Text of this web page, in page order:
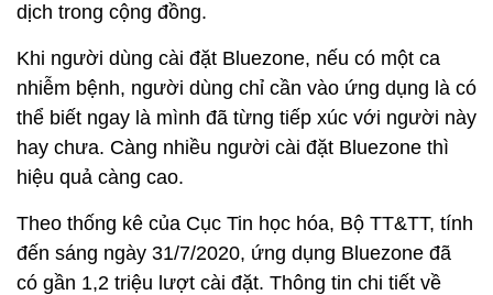
dịch trong cộng đồng.
Khi người dùng cài đặt Bluezone, nếu có một ca
nhiễm bệnh, người dùng chỉ cần vào ứng dụng là có
thể biết ngay là mình đã từng tiếp xúc với người này
hay chưa. Càng nhiều người cài đặt Bluezone thì
hiệu quả càng cao.
Theo thống kê của Cục Tin học hóa, Bộ TT&TT, tính
đến sáng ngày 31/7/2020, ứng dụng Bluezone đã
có gần 1,2 triệu lượt cài đặt. Thông tin chi tiết về